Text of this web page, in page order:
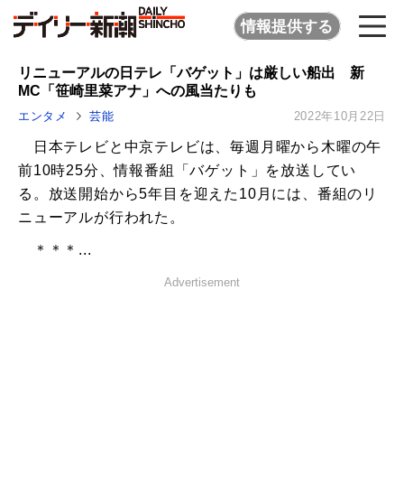
情報提供する
リニューアルの日テレ「バゲット」は厳しい船出 新
MC「笹崎里菜アナ」への風当たりも
エンタメ 芸能 2022年10月22日
日本テレビと中京テレビは、毎週月曜から木曜の午
前10時25分、情報番組「バゲット」を放送してい
る。放送開始から5年目を迎えた10月には、番組のリ
ニューアルが行われた。
＊＊＊...
Advertisement